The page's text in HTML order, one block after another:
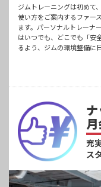
ジムトレーニングは初めて
使い方をご案内するファー
ます。パーソナルトレーナ
はいつでも、どこでも「安
るよう、ジムの環境整備に
充
ス